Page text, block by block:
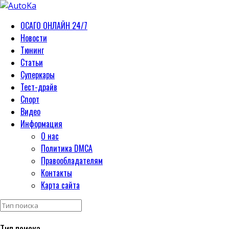
ОСАГО ОНЛАЙН 24/7
Новости
Тюнинг
Статьи
Суперкары
Тест-драйв
Спорт
Видео
Информация
О нас
Политика DMCA
Правообладателям
Контакты
Карта сайта